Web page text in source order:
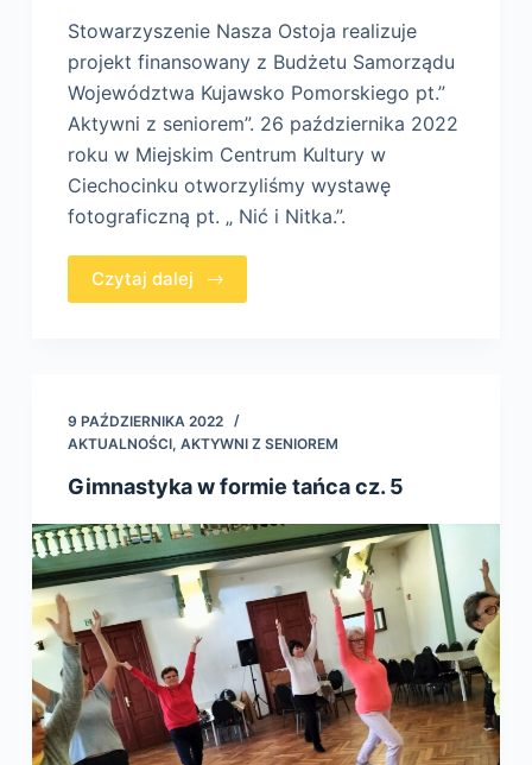
Stowarzyszenie Nasza Ostoja realizuje
projekt finansowany z Budżetu Samorządu
Województwa Kujawsko Pomorskiego pt.”
Aktywni z seniorem”. 26 października 2022
roku w Miejskim Centrum Kultury w
Ciechocinku otworzyliśmy wystawę
fotograficzną pt. „ Nić i Nitka.”.
Czytaj dalej
9 PAŹDZIERNIKA 2022
AKTUALNOŚCI, AKTYWNI Z SENIOREM
Gimnastyka w formie tańca cz. 5